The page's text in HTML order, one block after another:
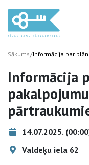
Sākums/Informācija par
Informācija
14.07.2025.
Valdeķu iela 62